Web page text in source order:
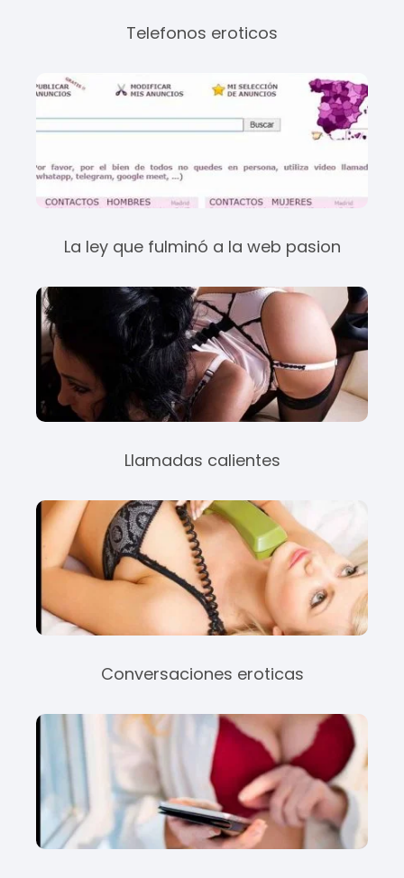
Telefonos eroticos
La ley que fulminó a la web pasion
Llamadas calientes
Conversaciones eroticas